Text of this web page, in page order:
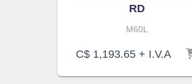
RD
M60L
C$ 1,193.65 + I.V.A